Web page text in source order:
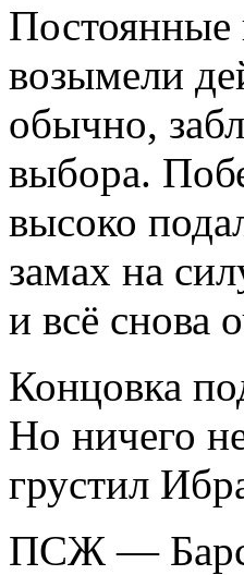
возымели
обычно,
выбора.
высоко
замах на
и всё снова
Концовка
Но ничего
грустил
ПСЖ —